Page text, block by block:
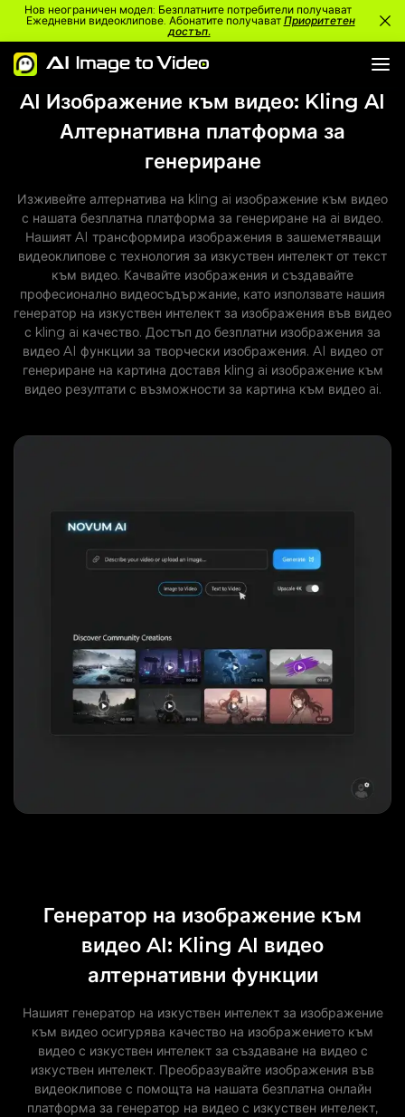
Нов неограничен модел: Безплатните потребители получават
Ежедневни видеоклипове. Абонатите получават Приоритетен
достъп.
AI Изображение към видео: Kling AI
Алтернативна платформа за
генериране
Изживейте алтернатива на kling ai изображение към видео
с нашата безплатна платформа за генериране на ai видео.
Нашият AI трансформира изображения в зашеметяващи
видеоклипове с технология за изкуствен интелект от текст
към видео. Качвайте изображения и създавайте
професионално видеосъдържание, като използвате нашия
генератор на изкуствен интелект за изображения във видео
с kling ai качество. Достъп до безплатни изображения за
видео AI функции за творчески изображения. AI видео от
генериране на картина доставя kling ai изображение към
видео резултати с възможности за картина към видео ai.
Генератор на изображение към
видео AI: Kling AI видео
алтернативни функции
Нашият генератор на изкуствен интелект за изображение
към видео осигурява качество на изображението към
видео с изкуствен интелект за създаване на видео с
изкуствен интелект. Преобразувайте изображения във
видеоклипове с помощта на нашата безплатна онлайн
платформа за генератор на видео с изкуствен интелект,